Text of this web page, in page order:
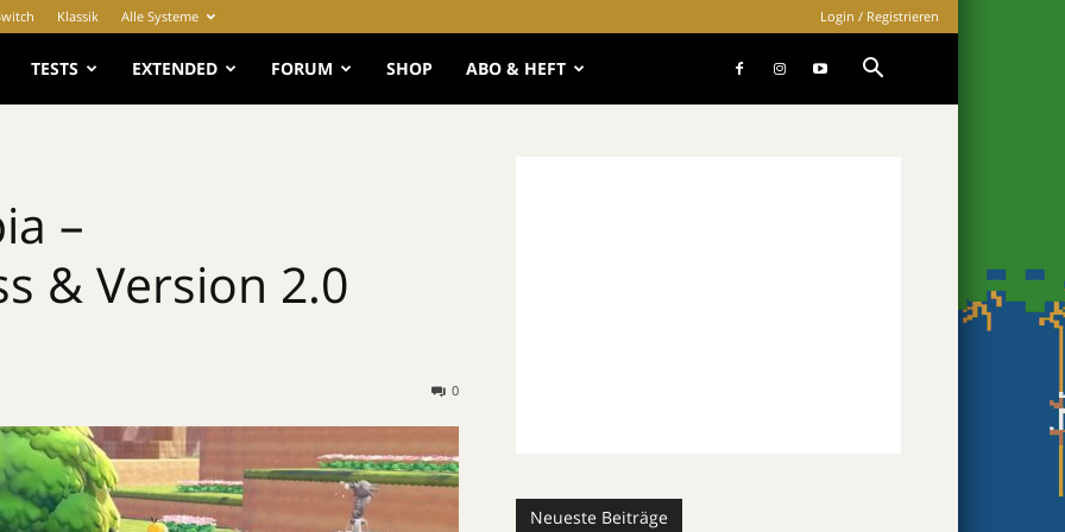
Klassik Alle Systeme Login / Registrieren
TESTS EXTENDED FORUM SHOP ABO & HEFT
–
& Version 2.0
0
Neueste Beiträge